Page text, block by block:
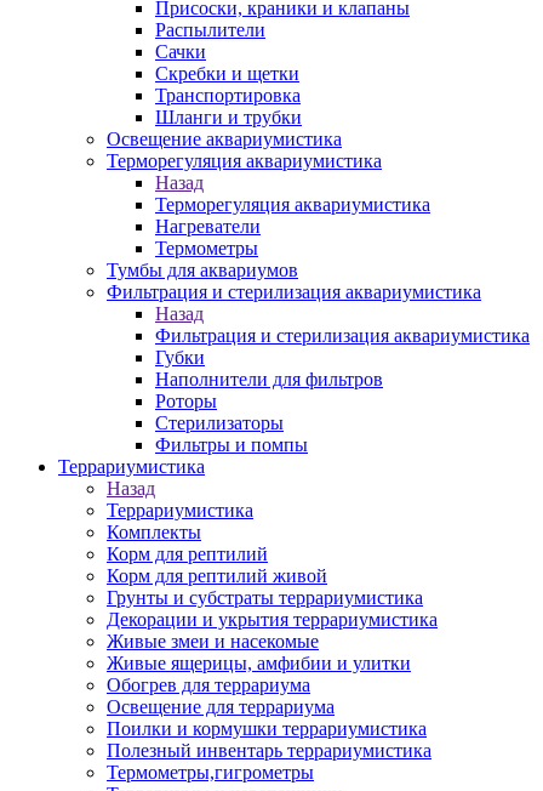
Присоски, краники и клапаны
Распылители
Сачки
Скребки и щетки
Транспортировка
Шланги и трубки
Освещение аквариумистика
Терморегуляция аквариумистика
Назад
Терморегуляция аквариумистика
Нагреватели
Термометры
Тумбы для аквариумов
Фильтрация и стерилизация аквариумистика
Назад
Фильтрация и стерилизация аквариумистика
Губки
Наполнители для фильтров
Роторы
Стерилизаторы
Фильтры и помпы
Террариумистика
Назад
Террариумистика
Комплекты
Корм для рептилий
Корм для рептилий живой
Грунты и субстраты террариумистика
Декорации и укрытия террариумистика
Живые змеи и насекомые
Живые ящерицы, амфибии и улитки
Обогрев для террариума
Освещение для террариума
Поилки и кормушки террариумистика
Полезный инвентарь террариумистика
Термометры,гигрометры